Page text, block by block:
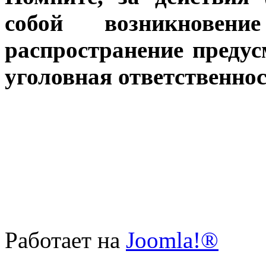
собой
распространение
уголовная
Работает на Joomla!®